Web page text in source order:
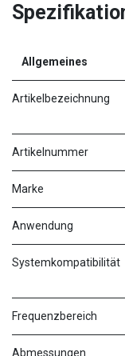
Allgemeines
Artikelbezeichnung
Artikelnummer
Marke
Anwendung
Systemkompatibilität
Frequenzbereich
Abmessungen